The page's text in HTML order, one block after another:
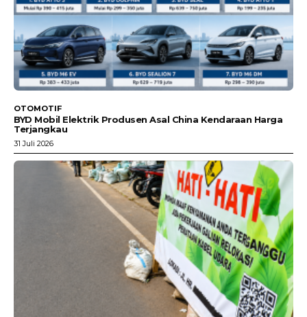
OTOMOTIF
BYD Mobil Elektrik Produsen Asal China Kendaraan Harga
Terjangkau
31 Juli 2026